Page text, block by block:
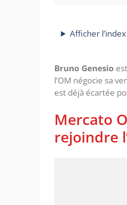
Afficher l’index
Bruno Genesio
l’OM négocie sa
est déjà écartée
Mercato
rejoindre